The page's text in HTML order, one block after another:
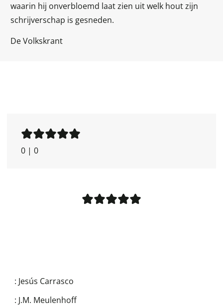
waarin hij onverbloemd laat zien uit welk hout zijn
schrijverschap is gesneden.
De Volkskrant
0 | 0
: Jesús Carrasco
: J.M. Meulenhoff